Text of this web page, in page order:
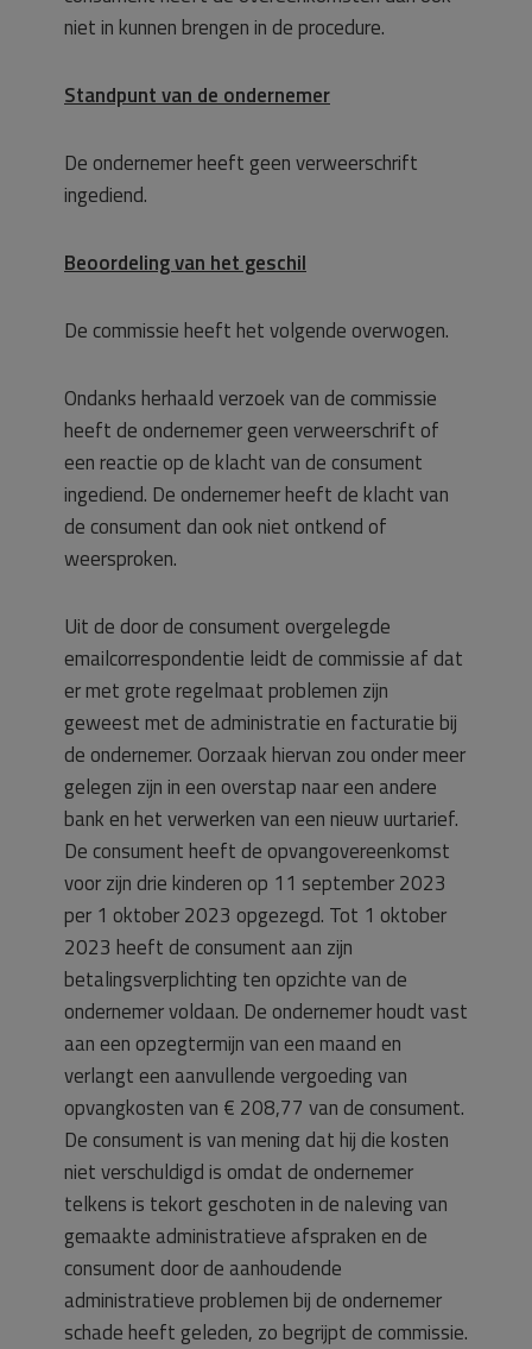
niet in kunnen brengen in de procedure.
Standpunt van de ondernemer
De ondernemer heeft geen verweerschrift
ingediend.
Beoordeling van het geschil
De commissie heeft het volgende overwogen.
Ondanks herhaald verzoek van de commissie
heeft de ondernemer geen verweerschrift of
een reactie op de klacht van de consument
ingediend. De ondernemer heeft de klacht van
de consument dan ook niet ontkend of
weersproken.
Uit de door de consument overgelegde
emailcorrespondentie leidt de commissie af dat
er met grote regelmaat problemen zijn
geweest met de administratie en facturatie bij
de ondernemer. Oorzaak hiervan zou onder meer
gelegen zijn in een overstap naar een andere
bank en het verwerken van een nieuw uurtarief.
De consument heeft de opvangovereenkomst
voor zijn drie kinderen op 11 september 2023
per 1 oktober 2023 opgezegd. Tot 1 oktober
2023 heeft de consument aan zijn
betalingsverplichting ten opzichte van de
ondernemer voldaan. De ondernemer houdt vast
aan een opzegtermijn van een maand en
verlangt een aanvullende vergoeding van
opvangkosten van € 208,77 van de consument.
De consument is van mening dat hij die kosten
niet verschuldigd is omdat de ondernemer
telkens is tekort geschoten in de naleving van
gemaakte administratieve afspraken en de
consument door de aanhoudende
administratieve problemen bij de ondernemer
schade heeft geleden, zo begrijpt de commissie.